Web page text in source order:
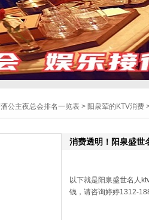
公主夜总会排名一览表 > 阳泉荤的KTV消费
消费透明！阳泉盛
以下就是阳泉盛世名人
钱，请咨询婷婷1312-